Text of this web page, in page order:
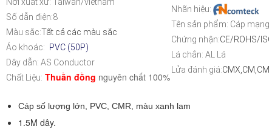
Số dẫn điện:8
Màu sắc:Tất cả các màu sắc
Áo khoác:
PVC (50P)
Dây dẫn: AS Conductor
Chất
Liệu: Thuần đồng nguyên chất 100%
Nhãn hiệu:
Tên sản phẩm: Cáp
Chứng nhận:CE/ROHS/
Lá chắn: AL Lá
Lửa đánh giá:
Cáp số lượng lớn, PVC, CMR, màu xanh lam
1.5M dây.